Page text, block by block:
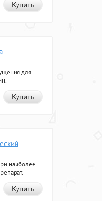
Купить
для
Купить
наиболее
Купить